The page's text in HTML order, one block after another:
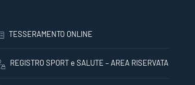
TESSERAMENTO ONLINE
REGISTRO SPORT e SALUTE – AREA RISERVATA